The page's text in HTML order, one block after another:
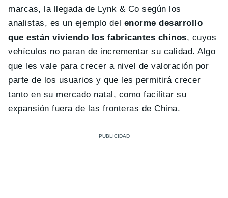
marcas, la llegada de Lynk & Co según los
analistas, es un ejemplo del enorme desarrollo
que están viviendo los fabricantes chinos, cuyos
vehículos no paran de incrementar su calidad. Algo
que les vale para crecer a nivel de valoración por
parte de los usuarios y que les permitirá crecer
tanto en su mercado natal, como facilitar su
expansión fuera de las fronteras de China.